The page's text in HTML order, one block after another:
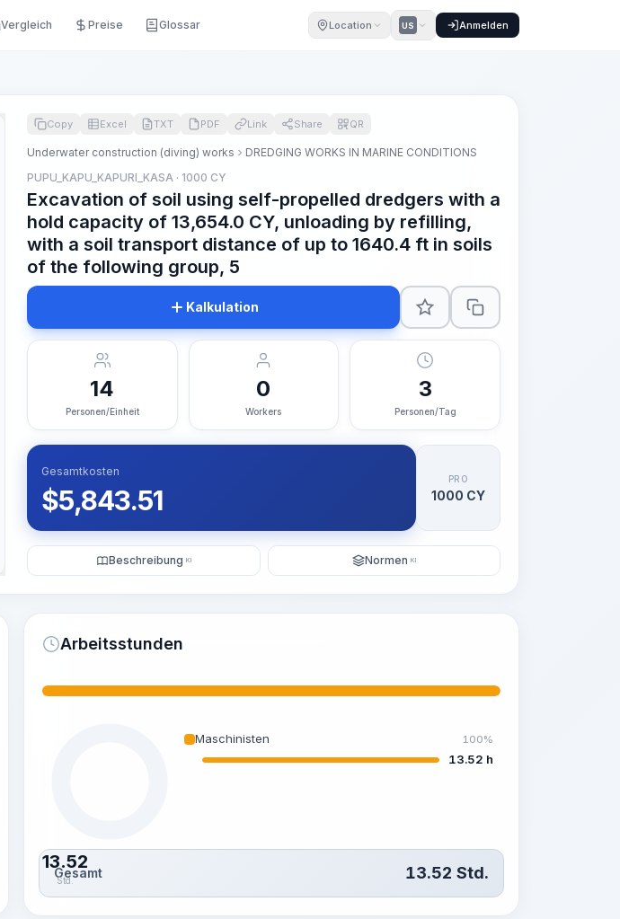
Vergleich Preise Glossar Location US Anmelden
Copy Excel TXT PDF Link Share QR
Underwater construction (diving) works
DREDGING WORKS IN MARINE CONDITIONS
PUPU_KAPU_KAPURI_KASA · 1000 CY
Excavation of soil using self-propelled dredgers with a
hold capacity of 13,654.0 CY, unloading by refilling,
with a soil transport distance of up to 1640.4 ft in soils
of the following group, 5
Kalkulation
14
Personen/Einheit
0
Workers
3
Personen/Tag
Gesamtkosten
$5,843.51
PRO
1000 CY
Beschreibung KI Normen KI
Arbeitsstunden
13.52
Std.
Maschinisten 100%
13.52 h
Gesamt 13.52 Std.